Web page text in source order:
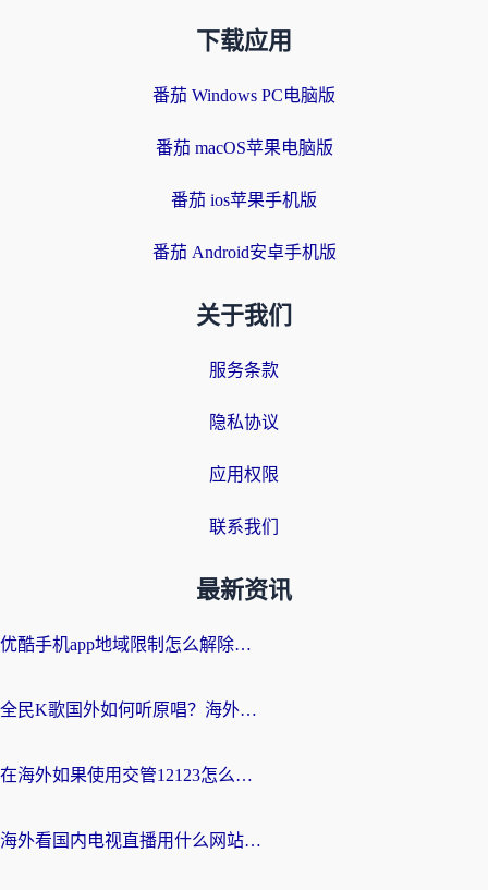
下载应用
番茄 Windows PC电脑版
番茄 macOS苹果电脑版
番茄 ios苹果手机版
番茄 Android安卓手机版
关于我们
服务条款
隐私协议
应用权限
联系我们
最新资讯
优酷手机app地域限制怎么解除？海外党亲测有效的追剧方案
全民K歌国外如何听原唱？海外党亲测有效的回国加速器选择指南
在海外如果使用交管12123怎么处理？留学生亲测有效的回国加速方案
海外看国内电视直播用什么网站比较好？一篇解决你所有追剧难题的实用指南